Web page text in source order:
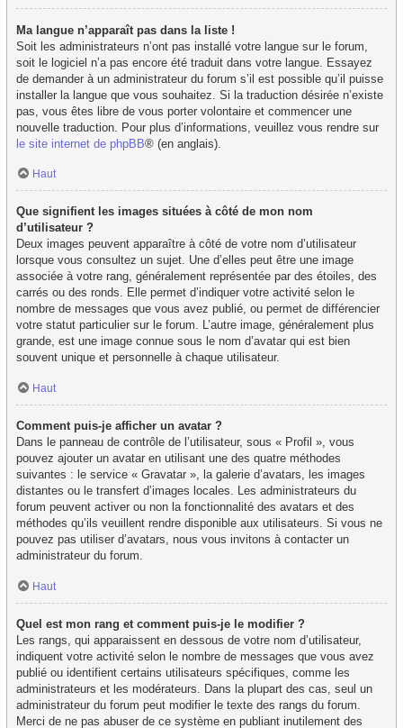
Ma langue n’apparaît pas dans la liste !
Soit les administrateurs n’ont pas installé votre langue sur le forum,
soit le logiciel n’a pas encore été traduit dans votre langue. Essayez
de demander à un administrateur du forum s’il est possible qu’il puisse
installer la langue que vous souhaitez. Si la traduction désirée n’existe
pas, vous êtes libre de vous porter volontaire et commencer une
nouvelle traduction. Pour plus d’informations, veuillez vous rendre sur
le site internet de phpBB® (en anglais).
Haut
Que signifient les images situées à côté de mon nom
d’utilisateur ?
Deux images peuvent apparaître à côté de votre nom d’utilisateur
lorsque vous consultez un sujet. Une d’elles peut être une image
associée à votre rang, généralement représentée par des étoiles, des
carrés ou des ronds. Elle permet d’indiquer votre activité selon le
nombre de messages que vous avez publié, ou permet de différencier
votre statut particulier sur le forum. L’autre image, généralement plus
grande, est une image connue sous le nom d’avatar qui est bien
souvent unique et personnelle à chaque utilisateur.
Haut
Comment puis-je afficher un avatar ?
Dans le panneau de contrôle de l’utilisateur, sous « Profil », vous
pouvez ajouter un avatar en utilisant une des quatre méthodes
suivantes : le service « Gravatar », la galerie d’avatars, les images
distantes ou le transfert d’images locales. Les administrateurs du
forum peuvent activer ou non la fonctionnalité des avatars et des
méthodes qu’ils veuillent rendre disponible aux utilisateurs. Si vous ne
pouvez pas utiliser d’avatars, nous vous invitons à contacter un
administrateur du forum.
Haut
Quel est mon rang et comment puis-je le modifier ?
Les rangs, qui apparaissent en dessous de votre nom d’utilisateur,
indiquent votre activité selon le nombre de messages que vous avez
publié ou identifient certains utilisateurs spécifiques, comme les
administrateurs et les modérateurs. Dans la plupart des cas, seul un
administrateur du forum peut modifier le texte des rangs du forum.
Merci de ne pas abuser de ce système en publiant inutilement des